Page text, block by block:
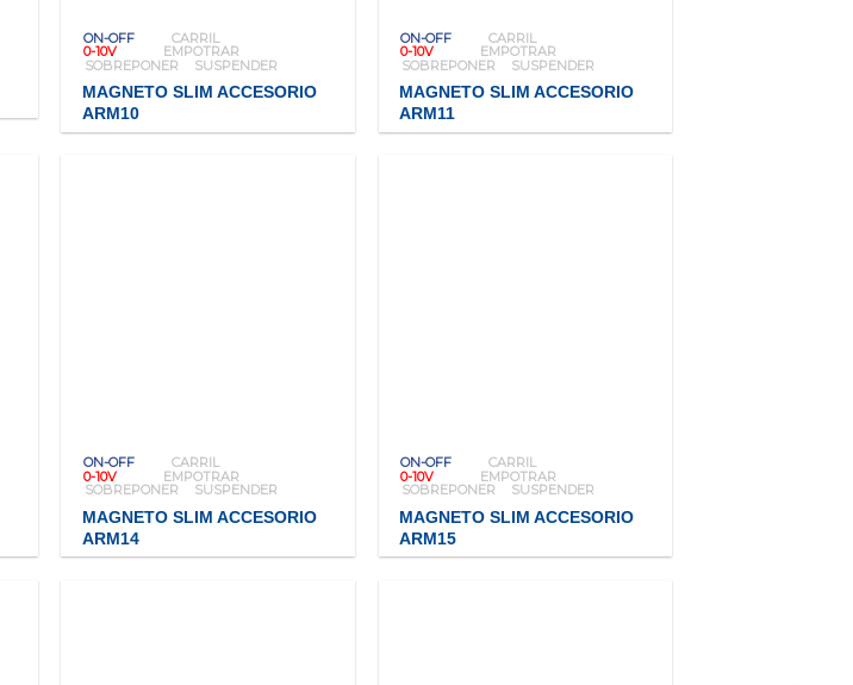
ON-OFF
CARRIL
0-10V
EMPOTRAR
SOBREPONER
SUSPENDER
MAGNETO SLIM ACCESORIO
ARM10
ON-OFF
CARRIL
0-10V
EMPOTRAR
SOBREPONER
SUSPENDER
MAGNETO SLIM ACCESORIO
ARM11
ON-OFF
CARRIL
0-10V
EMPOTRAR
SOBREPONER
SUSPENDER
MAGNETO SLIM ACCESORIO
ARM14
ON-OFF
CARRIL
0-10V
EMPOTRAR
SOBREPONER
SUSPENDER
MAGNETO SLIM ACCESORIO
ARM15